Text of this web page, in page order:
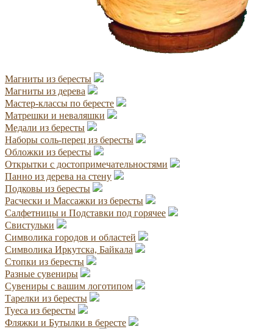
Магниты из бересты
Магниты из дерева
Мастер-классы по бересте
Матрешки и неваляшки
Медали из бересты
Наборы соль-перец из бересты
Обложки из бересты
Открытки с достопримечательностями
Панно из дерева на стену
Подковы из бересты
Расчески и Массажки из бересты
Салфетницы и Подставки под горячее
Свистульки
Символика городов и областей
Символика Иркутска, Байкала
Стопки из бересты
Разные сувениры
Сувениры с вашим логотипом
Тарелки из бересты
Туеса из бересты
Фляжки и Бутылки в бересте